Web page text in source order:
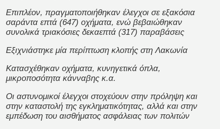
Επιπλέον, πραγματοποιήθηκαν έλεγχοι σε εξακόσια
σαράντα επτά (647) οχήματα, ενώ βεβαιώθηκαν
συνολικά τριακόσιες δεκαεπτά (317) παραβάσεις
Εξιχνιάστηκε μία περίπτωση κλοπής στη Λακωνία
Κατασχέθηκαν οχήματα, κυνηγετικά όπλα,
μικροποσότητα κάνναβης κ.α.
Οι αστυνομικοί έλεγχοι στοχεύουν στην πρόληψη και
στην καταστολή της εγκληματικότητας, αλλά και στην
εμπέδωση του αισθήματος ασφάλειας των πολιτών